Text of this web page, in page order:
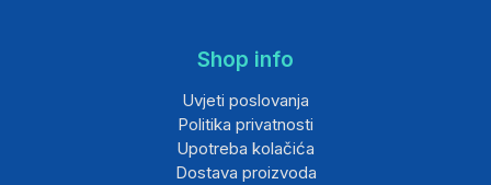
Shop info
Uvjeti poslovanja
Politika privatnosti
Upotreba kolačića
Dostava proizvoda